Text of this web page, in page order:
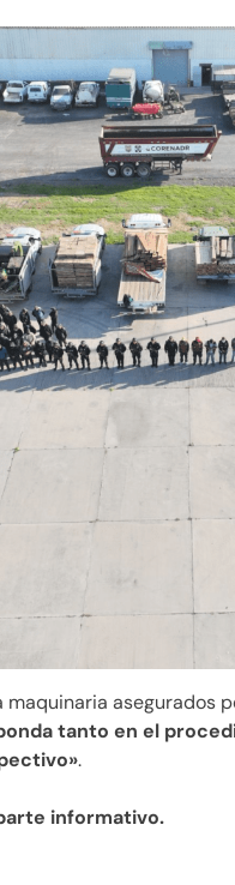
maquinaria asegurados
tanto en el
.
informativo.